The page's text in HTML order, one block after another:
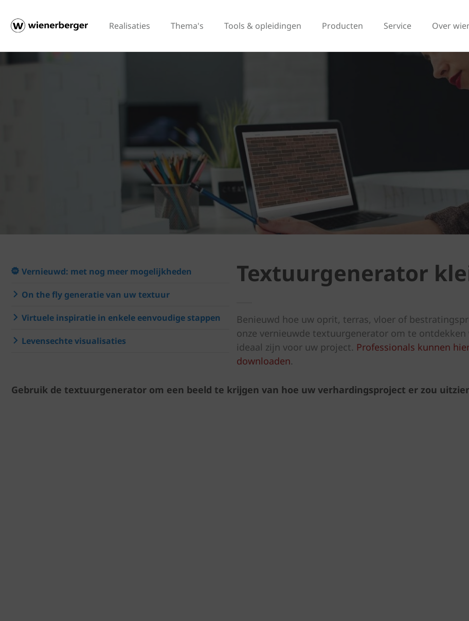
Realisaties Thema's Tools & opleidingen Producten Service Over
Vernieuwd: met nog meer mogelijkheden
On the fly generatie van uw textuur
Virtuele inspiratie in enkele eenvoudige stappen
Levensechte visualisaties
Textuurgenerator
Benieuwd hoe uw oprit, terras, vloer of
onze vernieuwde textuurgenerator om te
ideaal zijn voor uw project. Professionals kunnen
downloaden.
Gebruik de textuurgenerator om een beeld te krijgen van hoe uw verhardingsproject er zou